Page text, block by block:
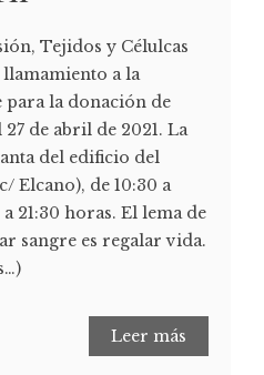
Tejidos y Célulcas
llamamiento a la
la donación de
de abril de 2021. La
del edificio del
Elcano), de 10:30 a
21:30 horas. El lema de
sangre es regalar vida.
Leer más